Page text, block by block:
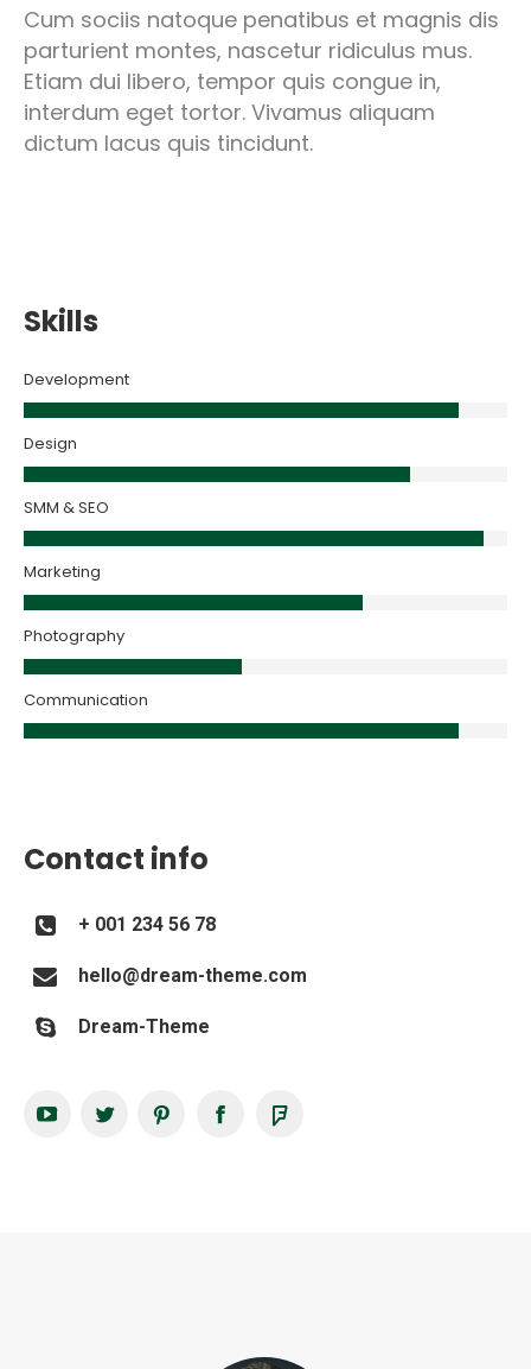
Cum sociis natoque penatibus et magnis dis
parturient montes, nascetur ridiculus mus.
Etiam dui libero, tempor quis congue in,
interdum eget tortor. Vivamus aliquam
dictum lacus quis tincidunt.
Skills
Development
Design
SMM & SEO
Marketing
Photography
Communication
Contact info
+ 001 234 56 78
hello@dream-theme.com
Dream-Theme
YouTubeTwitterPinterestFacebookFoursquare